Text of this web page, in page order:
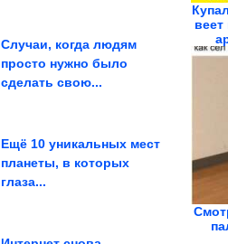
Случаи, когда людям
просто нужно было
сделать свою...
Ещё 10 уникальных мест
планеты, в которых
глаза...